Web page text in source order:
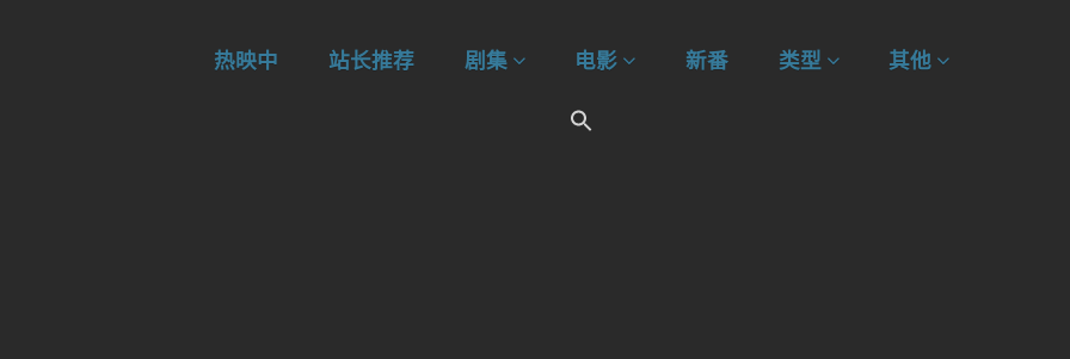
热映中 站长推荐 剧集 电影 新番 类型 其他